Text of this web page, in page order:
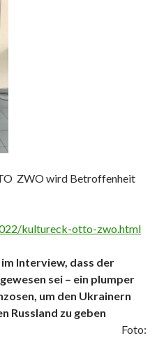
ZWO wird Betroffenheit
kultureck-otto-zwo.html
Interview, dass der
gewesen sei – ein plumper
um den Ukrainern
Russland zu geben
Foto: